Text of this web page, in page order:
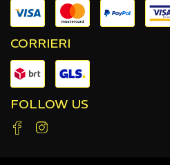
CORRIERI
FOLLOW US